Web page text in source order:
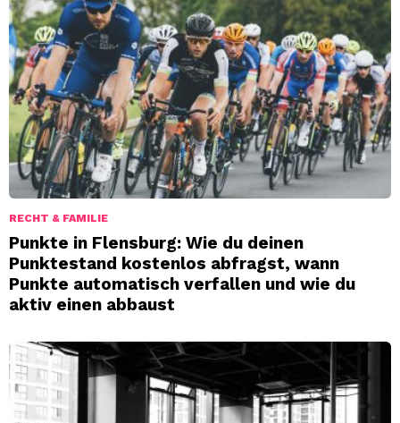
RECHT & FAMILIE
Punkte in Flensburg: Wie du deinen
Punktestand kostenlos abfragst, wann
Punkte automatisch verfallen und wie du
aktiv einen abbaust